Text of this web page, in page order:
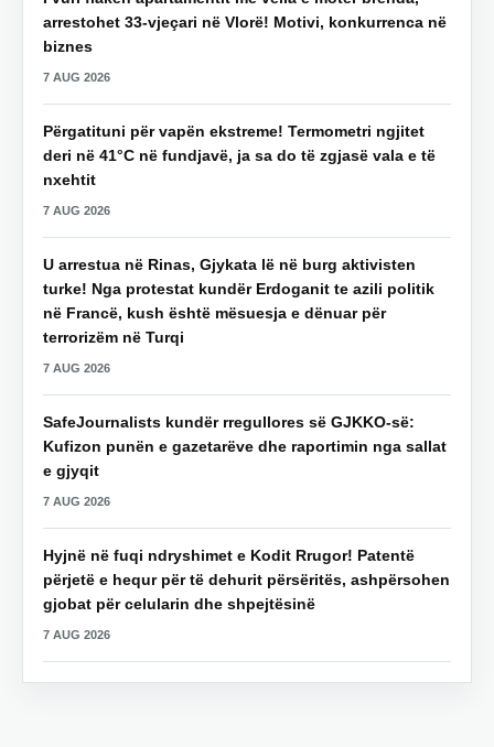
arrestohet 33-vjeçari në Vlorë! Motivi, konkurrenca në
biznes
7 AUG 2026
Përgatituni për vapën ekstreme! Termometri ngjitet
deri në 41°C në fundjavë, ja sa do të zgjasë vala e të
nxehtit
7 AUG 2026
U arrestua në Rinas, Gjykata lë në burg aktivisten
turke! Nga protestat kundër Erdoganit te azili politik
në Francë, kush është mësuesja e dënuar për
terrorizëm në Turqi
7 AUG 2026
SafeJournalists kundër rregullores së GJKKO-së:
Kufizon punën e gazetarëve dhe raportimin nga sallat
e gjyqit
7 AUG 2026
Hyjnë në fuqi ndryshimet e Kodit Rrugor! Patentë
përjetë e hequr për të dehurit përsëritës, ashpërsohen
gjobat për celularin dhe shpejtësinë
7 AUG 2026